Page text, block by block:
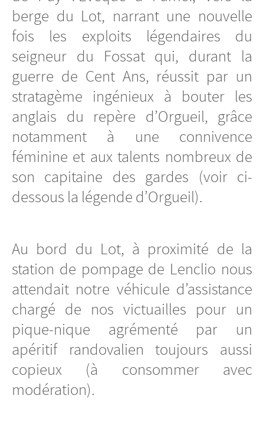
berge du Lot, narrant une nouvelle
fois les exploits légendaires du
seigneur du Fossat qui, durant la
guerre de Cent Ans, réussit par un
stratagème ingénieux à bouter les
anglais du repère d’Orgueil, grâce
notamment à une connivence
féminine et aux talents nombreux de
son capitaine des gardes (voir ci-
dessous la légende d’Orgueil).
Au bord du Lot, à proximité de la
station de pompage de Lenclio nous
attendait notre véhicule d’assistance
chargé de nos victuailles pour un
pique-nique agrémenté par un
apéritif randovalien toujours aussi
copieux (à consommer avec
modération).